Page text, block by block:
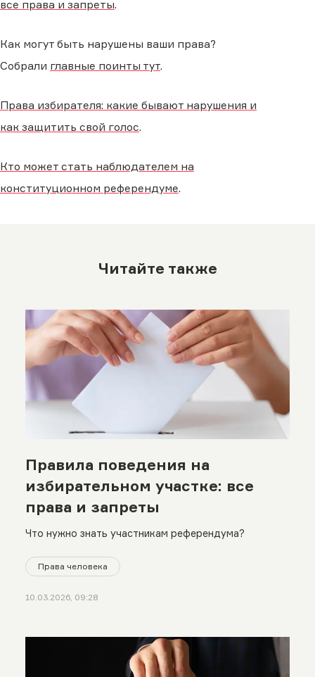
все права и запреты.
Как могут быть нарушены ваши права?
Собрали главные поинты тут.
Права избирателя: какие бывают нарушения и
как защитить свой голос.
Кто может стать наблюдателем на
конституционном референдуме.
Читайте также
Правила поведения на
избирательном участке: все
права и запреты
Что нужно знать участникам референдума?
Права человека
10.03.2026, 09:28